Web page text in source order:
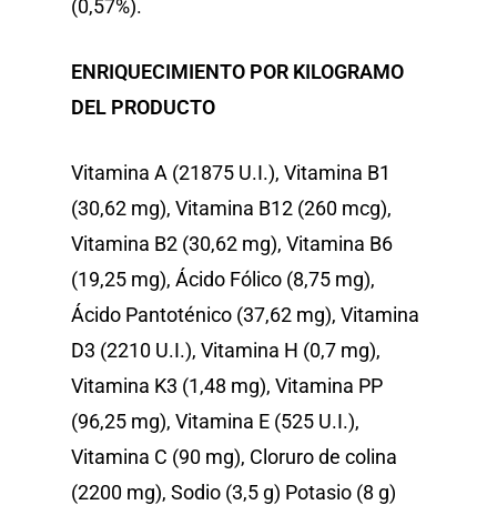
(0,57%).
ENRIQUECIMIENTO POR KILOGRAMO
DEL PRODUCTO
Vitamina A (21875 U.I.), Vitamina B1
(30,62 mg), Vitamina B12 (260 mcg),
Vitamina B2 (30,62 mg), Vitamina B6
(19,25 mg), Ácido Fólico (8,75 mg),
Ácido Pantoténico (37,62 mg), Vitamina
D3 (2210 U.I.), Vitamina H (0,7 mg),
Vitamina K3 (1,48 mg), Vitamina PP
(96,25 mg), Vitamina E (525 U.I.),
Vitamina C (90 mg), Cloruro de colina
(2200 mg), Sodio (3,5 g) Potasio (8 g)
Professional
Donde
info@sadenir.com.uy